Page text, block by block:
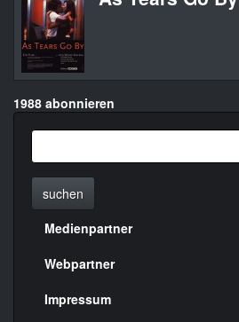
1988 abonnieren
suchen
Menülinks
rechte
Seite
Medienpartner
Webpartner
Impressum